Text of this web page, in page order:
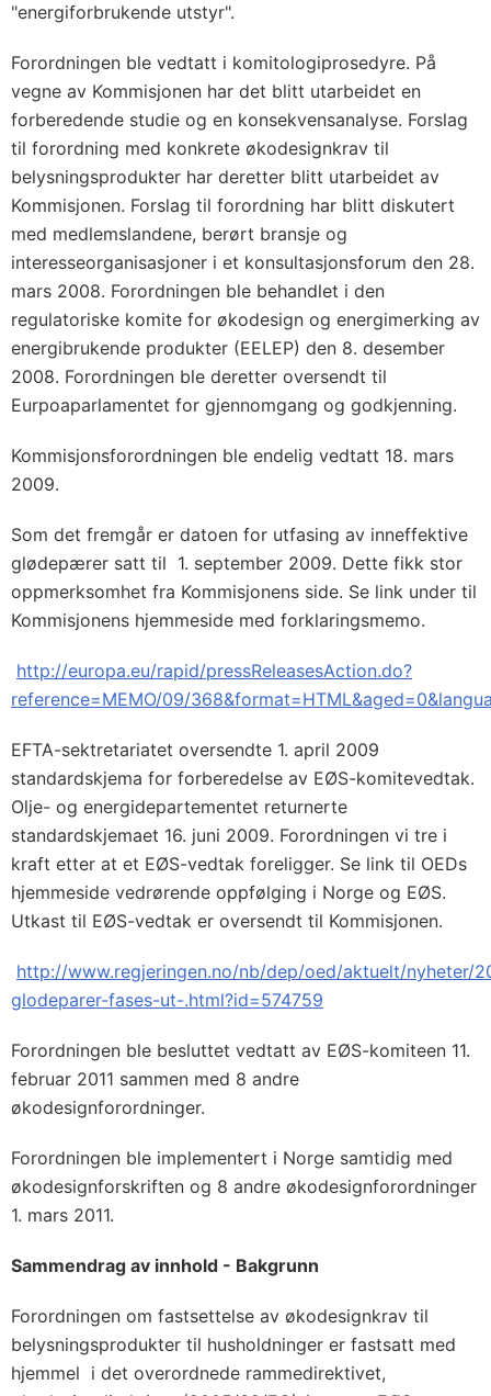
"energiforbrukende utstyr".
Forordningen ble vedtatt i komitologiprosedyre. På
vegne av Kommisjonen har det blitt utarbeidet en
forberedende studie og en konsekvensanalyse. Forslag
til forordning med konkrete økodesignkrav til
belysningsprodukter har deretter blitt utarbeidet av
Kommisjonen. Forslag til forordning har blitt diskutert
med medlemslandene, berørt bransje og
interesseorganisasjoner i et konsultasjonsforum den 28.
mars 2008. Forordningen ble behandlet i den
regulatoriske komite for økodesign og energimerking av
energibrukende produkter (EELEP) den 8. desember
2008. Forordningen ble deretter oversendt til
Eurpoaparlamentet for gjennomgang og godkjenning.
Kommisjonsforordningen ble endelig vedtatt 18. mars
2009.
Som det fremgår er datoen for utfasing av inneffektive
glødepærer satt til 1. september 2009. Dette fikk stor
oppmerksomhet fra Kommisjonens side. Se link under til
Kommisjonens hjemmeside med forklaringsmemo.
http://europa.eu/rapid/pressReleasesAction.do?
reference=MEMO/09/
EFTA-sektretariatet oversendte 1. april 2009
standardskjema for forberedelse av EØS-komitevedtak.
Olje- og energidepartementet returnerte
standardskjemaet 16. juni 2009. Forordningen vi tre i
kraft etter at et EØS-vedtak foreligger. Se link til OEDs
hjemmeside vedrørende oppfølging i Norge og EØS.
Utkast til EØS-vedtak er oversendt til Kommisjonen.
http://www.regjeringen.no/nb/dep/oed/aktuelt/nyheter/
glodeparer-fases-ut-.html?id=574759
Forordningen ble besluttet vedtatt av EØS-komiteen 11.
februar 2011 sammen med 8 andre
økodesignforordninger.
Forordningen ble implementert i Norge samtidig med
økodesignforskriften og 8 andre økodesignforordninger
1. mars 2011.
Sammendrag av innhold - Bakgrunn
Forordningen om fastsettelse av økodesignkrav til
belysningsprodukter til husholdninger er fastsatt med
hjemmel i det overordnede rammedirektivet,